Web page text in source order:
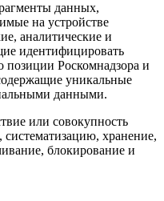
данных,
на устройстве
аналитические и
идентифицировать
позиции Роскомнадзора и
уникальные
данными.
или совокупность
хранение,
блокирование и